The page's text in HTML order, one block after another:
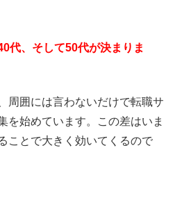
代、そして50代が決まりま
周囲には言わないだけで転職サ
を始めています。この差はいま
ことで大きく効いてくるので